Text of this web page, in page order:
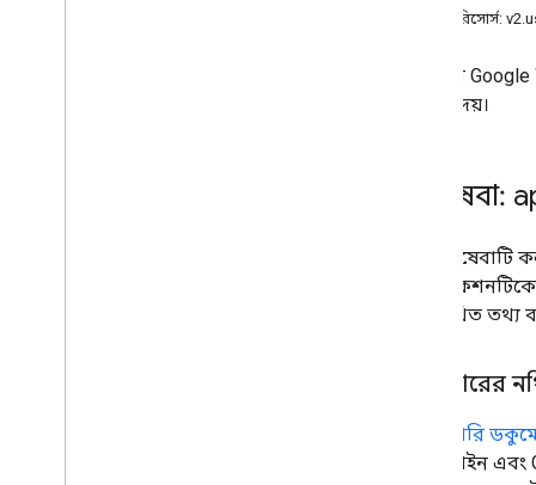
REST রিসোর্স:
আপনার Google
করতে দেয়।
পরিষেবা:
এই
নিম্নলিখিত
আবিষ্কারের
ডিসকভারি
IDE প্লাগইন